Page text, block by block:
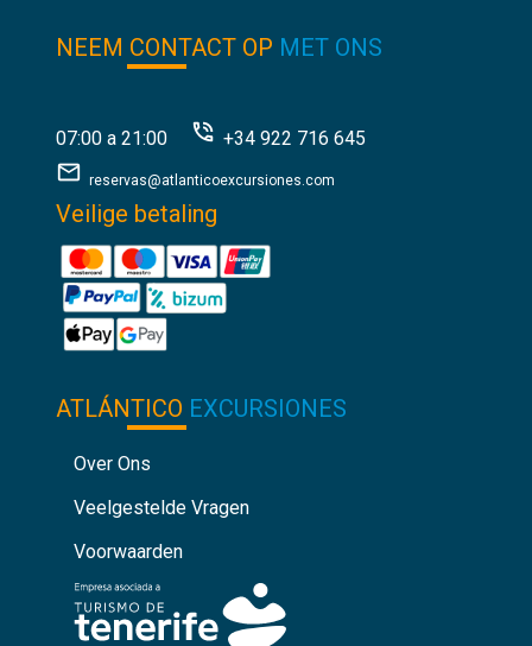
NEEM CONTACT OP MET ONS
07:00 a 21:00 +34 922 716 645
reservas@atlanticoexcursiones.com
Veilige betaling
ATLÁNTICO EXCURSIONES
Over Ons
Veelgestelde Vragen
Voorwaarden